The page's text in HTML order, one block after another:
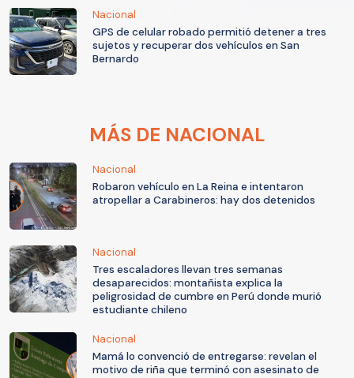
Nacional
GPS de celular robado permitió detener a tres
sujetos y recuperar dos vehículos en San
Bernardo
MÁS DE NACIONAL
Nacional
Robaron vehículo en La Reina e intentaron
atropellar a Carabineros: hay dos detenidos
Nacional
Tres escaladores llevan tres semanas
desaparecidos: montañista explica la
peligrosidad de cumbre en Perú donde murió
estudiante chileno
Nacional
Mamá lo convenció de entregarse: revelan el
motivo de riña que terminó con asesinato de